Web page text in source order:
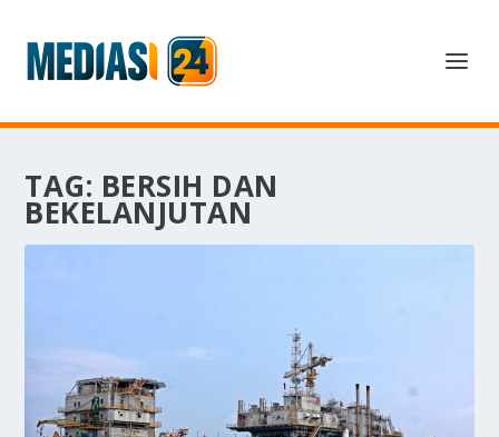
TAG: BERSIH DAN
BEKELANJUTAN